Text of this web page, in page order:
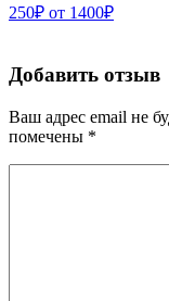
250₽ от 1400₽
Добавить отзыв
Ваш адрес email не
помечены *